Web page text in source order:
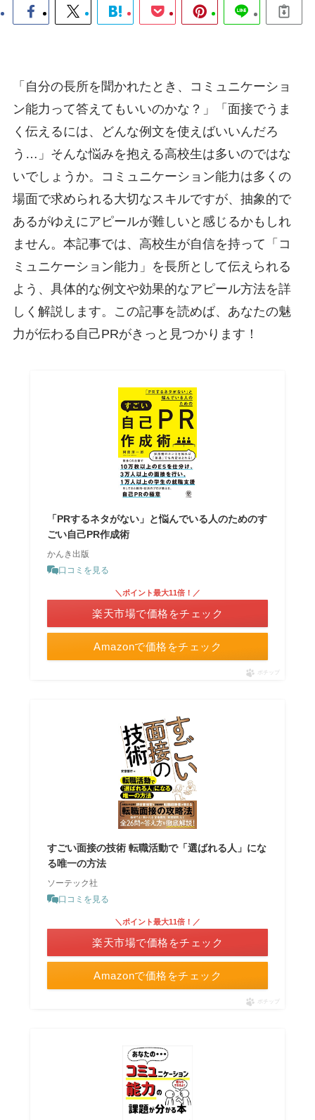
「自分の長所を聞かれたとき、コミュニケーショ
ン能力って答えてもいいのかな？」「面接でうま
く伝えるには、どんな例文を使えばいいんだろ
う…」そんな悩みを抱える高校生は多いのではな
いでしょうか。コミュニケーション能力は多くの
場面で求められる大切なスキルですが、抽象的で
あるがゆえにアピールが難しいと感じるかもしれ
ません。本記事では、高校生が自信を持って「コ
ミュニケーション能力」を長所として伝えられる
よう、具体的な例文や効果的なアピール方法を詳
しく解説します。この記事を読めば、あなたの魅
力が伝わる自己PRがきっと見つかります！
「PRするネタがない」と悩んでいる人のためのす
ごい自己PR作成術
かんき出版
口コミを見る
Amazonで価格をチェック
＼ポイント最大11倍！／
楽天市場で価格をチェック
ポチップ
すごい面接の技術 転職活動で「選ばれる人」にな
る唯一の方法
ソーテック社
口コミを見る
Amazonで価格をチェック
＼ポイント最大11倍！／
楽天市場で価格をチェック
ポチップ